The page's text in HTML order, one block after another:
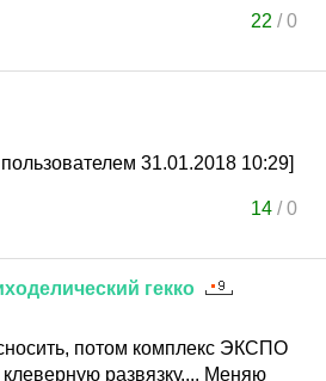
22 /0
31.01.2018 10:29]
14 /0
гекко
потом комплекс ЭКСПО
развязку.... Меняю